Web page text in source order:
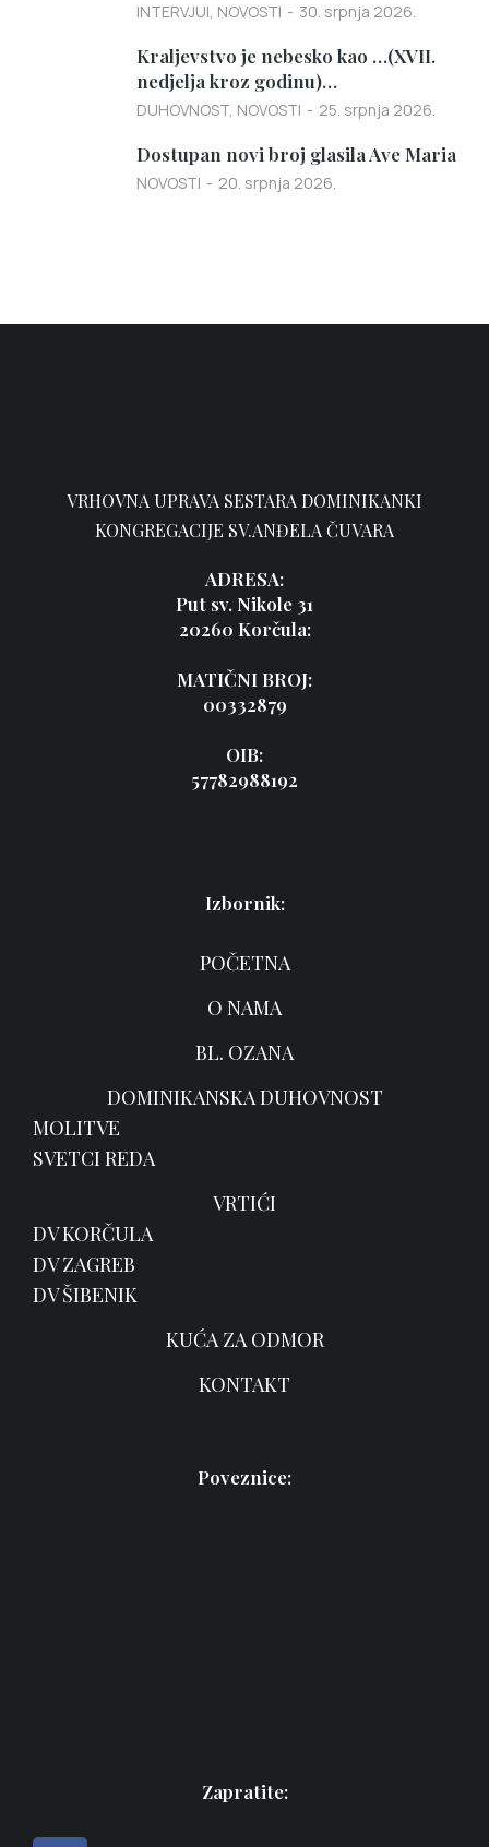
INTERVJUI, NOVOSTI 30. srpnja 2026.
Kraljevstvo je nebesko kao …(XVII.
nedjelja kroz godinu)…
DUHOVNOST, NOVOSTI 25. srpnja 2026.
Dostupan novi broj glasila Ave Maria
NOVOSTI 20. srpnja 2026.
VRHOVNA UPRAVA SESTARA DOMINIKANKI
KONGREGACIJE SV.ANĐELA ČUVARA
ADRESA:
Put sv. Nikole 31
20260 Korčula:
MATIČNI BROJ:
00332879
OIB:
57782988192
Izbornik:
POČETNA
O NAMA
BL. OZANA
DOMINIKANSKA DUHOVNOST
MOLITVE
SVETCI REDA
VRTIĆI
DV KORČULA
DV ZAGREB
DV ŠIBENIK
KUĆA ZA ODMOR
KONTAKT
Poveznice:
Zapratite: